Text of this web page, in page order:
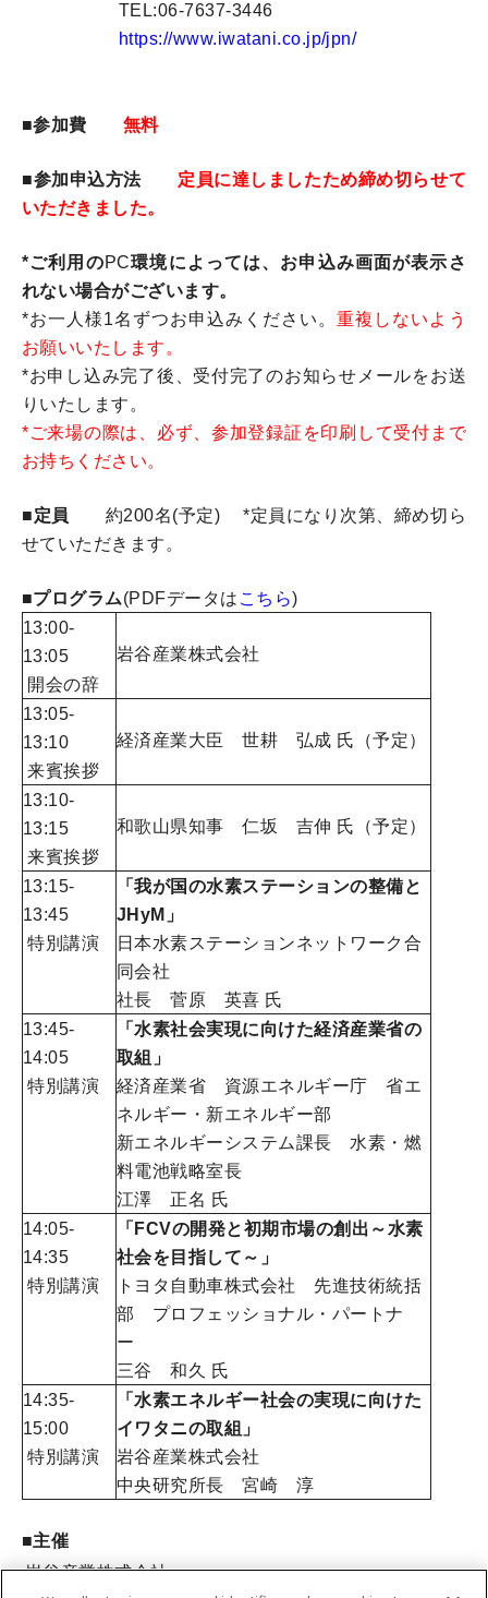
TEL:06-7637-3446
https://www.iwatani.co.jp/jpn/
■参加費 無料
■参加申込方法
定員に達しましたため締め切らせて
いただきました。
*ご利用のPC環境によっては、お申込み画面が表示さ
れない場合がございます。
*お一人様1名ずつお申込みください。重複しないよう
お願いいたします。
*お申し込み完了後、受付完了のお知らせメールをお送
りいたします。
*ご来場の際は、必ず、参加登録証を印刷して受付まで
お持ちください。
■定員 約200名(予定) *定員になり次第、締め切ら
せていただきます。
■プログラム(PDFデータは こちら)
13:00-
13:05
開会の辞
岩谷産業株式会社
13:05-
13:10
来賓挨拶
経済産業大臣 世耕 弘成 氏（予定）
13:10-
13:15
来賓挨拶
和歌山県知事 仁坂 吉伸 氏（予定）
13:15-
13:45
特別講演
「我が国の水素ステーションの整備と
JHyM 」
日本水素ステーションネットワーク合
同会社
社長 菅原 英喜 氏
13:45-
14:05
特別講演
「水素社会実現に向けた経済産業省の
取組」
経済産業省 資源エネルギー庁 省エ
ネルギー・新エネルギー部
新エネルギーシステム課長 水素・燃
料電池戦略室長
江澤 正名 氏
14:05-
14:35
特別講演
「 FCVの開発と初期市場の創出～水素
社会を目指して～ 」
トヨタ自動車株式会社 先進技術統括
部 プロフェッショナル・パートナ
ー
三谷 和久 氏
14:35-
15:00
特別講演
「水素エネルギー社会の実現に向けた
イワタニの取組」
岩谷産業株式会社
中央研究所長 宮崎 淳
■主催
岩谷産業株式会社